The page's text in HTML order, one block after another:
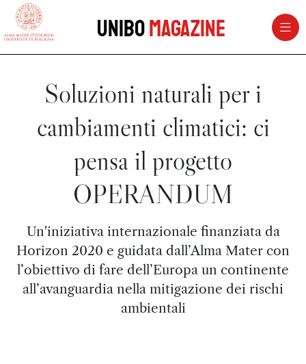
vai al contenuto della pagina
UniboMagazine
Soluzioni naturali per i
cambiamenti climatici: ci
pensa il progetto
OPERANDUM
Un'iniziativa internazionale finanziata da
Horizon 2020 e guidata dall’Alma Mater con
l’obiettivo di fare dell’Europa un continente
all’avanguardia nella mitigazione dei rischi
ambientali